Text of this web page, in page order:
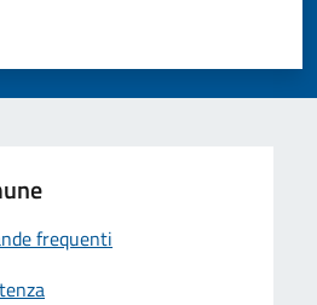
su 5
su 5
5
frequenti